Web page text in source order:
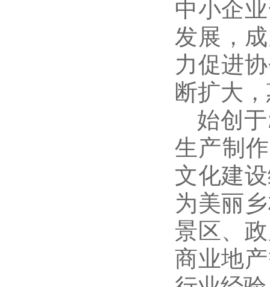
中小企
发展，
力促进
断扩大
始创于
生产制
文化建
为美丽
景区、
商业地